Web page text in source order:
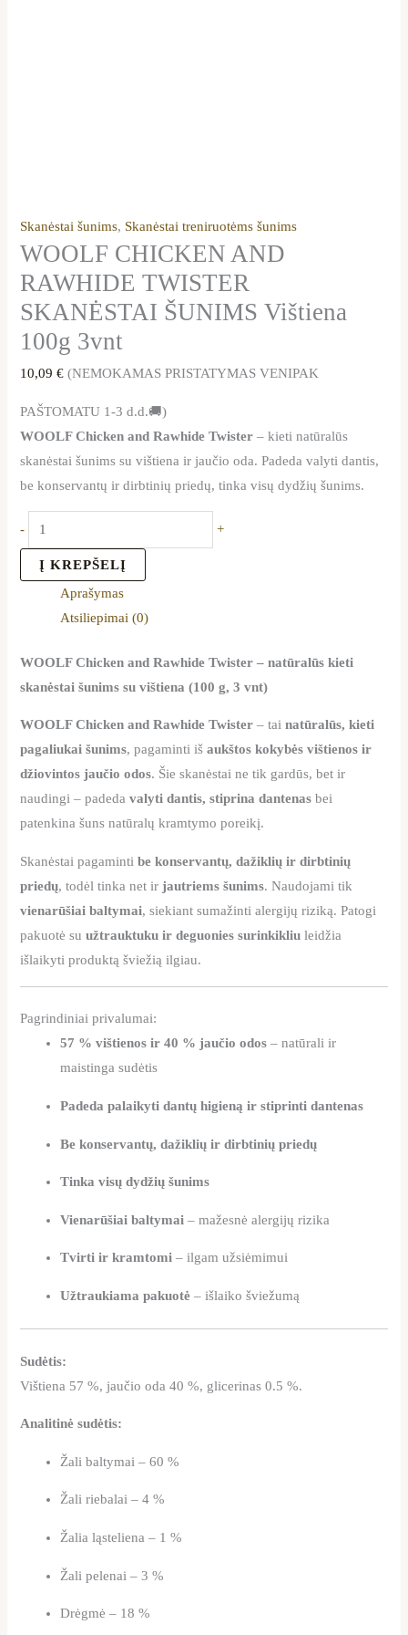
Skanėstai šunims, Skanėstai treniruotėms šunims
WOOLF CHICKEN AND
RAWHIDE TWISTER
SKANĖSTAI ŠUNIMS Vištiena
100g 3vnt
10,09€ (NEMOKAMAS PRISTATYMAS VENIPAK
PAŠTOMATU 1-3 d.d.🚚)
WOOLF Chicken and Rawhide Twister – kieti natūralūs
skanėstai šunims su vištiena ir jaučio oda. Padeda valyti dantis,
be konservantų ir dirbtinių priedų, tinka visų dydžių šunims.
- +
Į KREPŠELĮ
Aprašymas
Atsiliepimai (0)
WOOLF Chicken and Rawhide Twister – natūralūs kieti
skanėstai šunims su vištiena (100 g, 3 vnt)
WOOLF Chicken and Rawhide Twister – tainatūralūs, kieti
pagaliukai šunims, pagaminti išaukštos kokybės vištienos ir
džiovintos jaučio odos. Šie skanėstai ne tik gardūs, bet ir
naudingi – padedavalyti dantis, stiprina dantenas bei
patenkina šuns natūralų kramtymo poreikį.
Skanėstai pagamintibe konservantų, dažiklių ir dirbtinių
priedų, todėl tinka net ir jautriems šunims. Naudojami tik
vienarūšiai baltymai, siekiant sumažinti alergijų riziką. Patogi
pakuotė suužtrauktuku ir deguonies surinkikliu leidžia
išlaikyti produktą šviežią ilgiau.
Pagrindiniai privalumai:
57 % vištienos ir 40 % jaučio odos – natūrali ir
maistinga sudėtis
Padeda palaikyti dantų higieną ir stiprinti dantenas
Be konservantų, dažiklių ir dirbtinių priedų
Tinka visų dydžių šunims
Vienarūšiai baltymai – mažesnė alergijų rizika
Tvirti ir kramtomi – ilgam užsiėmimui
Užtraukiama pakuotė – išlaiko šviežumą
Sudėtis:
Vištiena 57 %, jaučio oda 40 %, glicerinas 0.5 %.
Analitinė sudėtis:
Žali baltymai – 60 %
Žali riebalai – 4 %
Žalia ląsteliena – 1 %
Žali pelenai – 3 %
Drėgmė – 18 %